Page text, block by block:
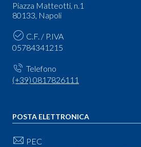
Piazza Matteotti, n.1
80133, Napoli
C.F. / P.IVA
05784341215
Telefono
(+39) 0817826111
POSTA ELETTRONICA
PEC